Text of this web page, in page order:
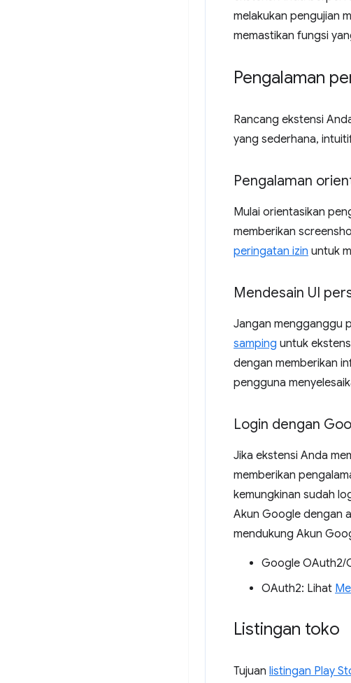
melakukan pengujian
memastikan fungsi
Pengalaman
Rancang ekstensi
yang sederhana,
Pengalaman
Mulai orientasikan
memberikan
peringatan izin untuk
Mendesain UI
Jangan mengganggu
samping untuk
dengan memberikan
pengguna
Login dengan
Jika ekstensi Anda
memberikan
kemungkinan sudah
Akun Google dengan
mendukung Akun
Google OAuth2/
OAuth2: Lihat
Listingan toko
Tujuan listingan Play